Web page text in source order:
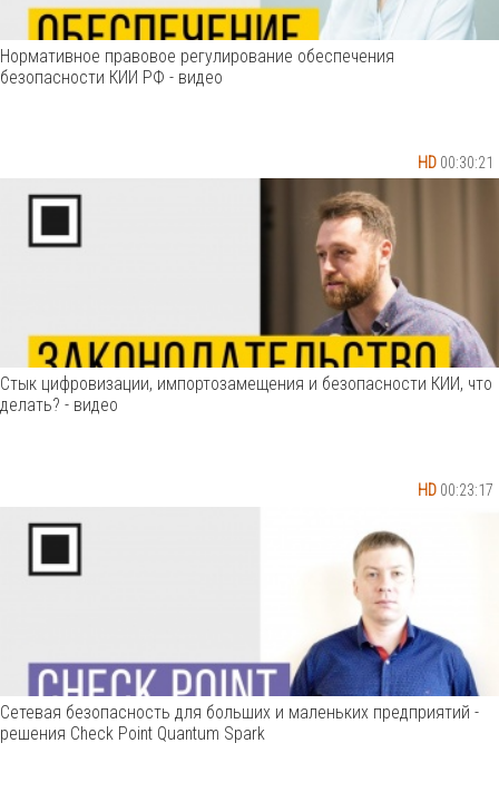
HD 00:30:21
Нормативное правовое регулирование обеспечения
безопасности КИИ РФ - видео
HD 00:23:17
Стык цифровизации, импортозамещения и безопасности КИИ, что
делать? - видео
Сетевая безопасность для больших и маленьких предприятий -
решения Check Point Quantum Spark